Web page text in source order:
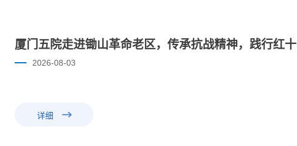
厦门五院走进锄山革命老区，传承抗战精神，践行红
2026-08-03
详细